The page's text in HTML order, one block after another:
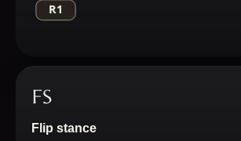
FS
Flip stance